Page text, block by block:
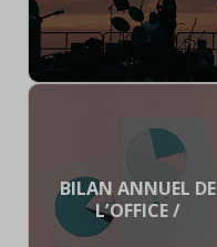
BILAN ANNUEL DE
L’OFFICE /
OBSERVATOIRE